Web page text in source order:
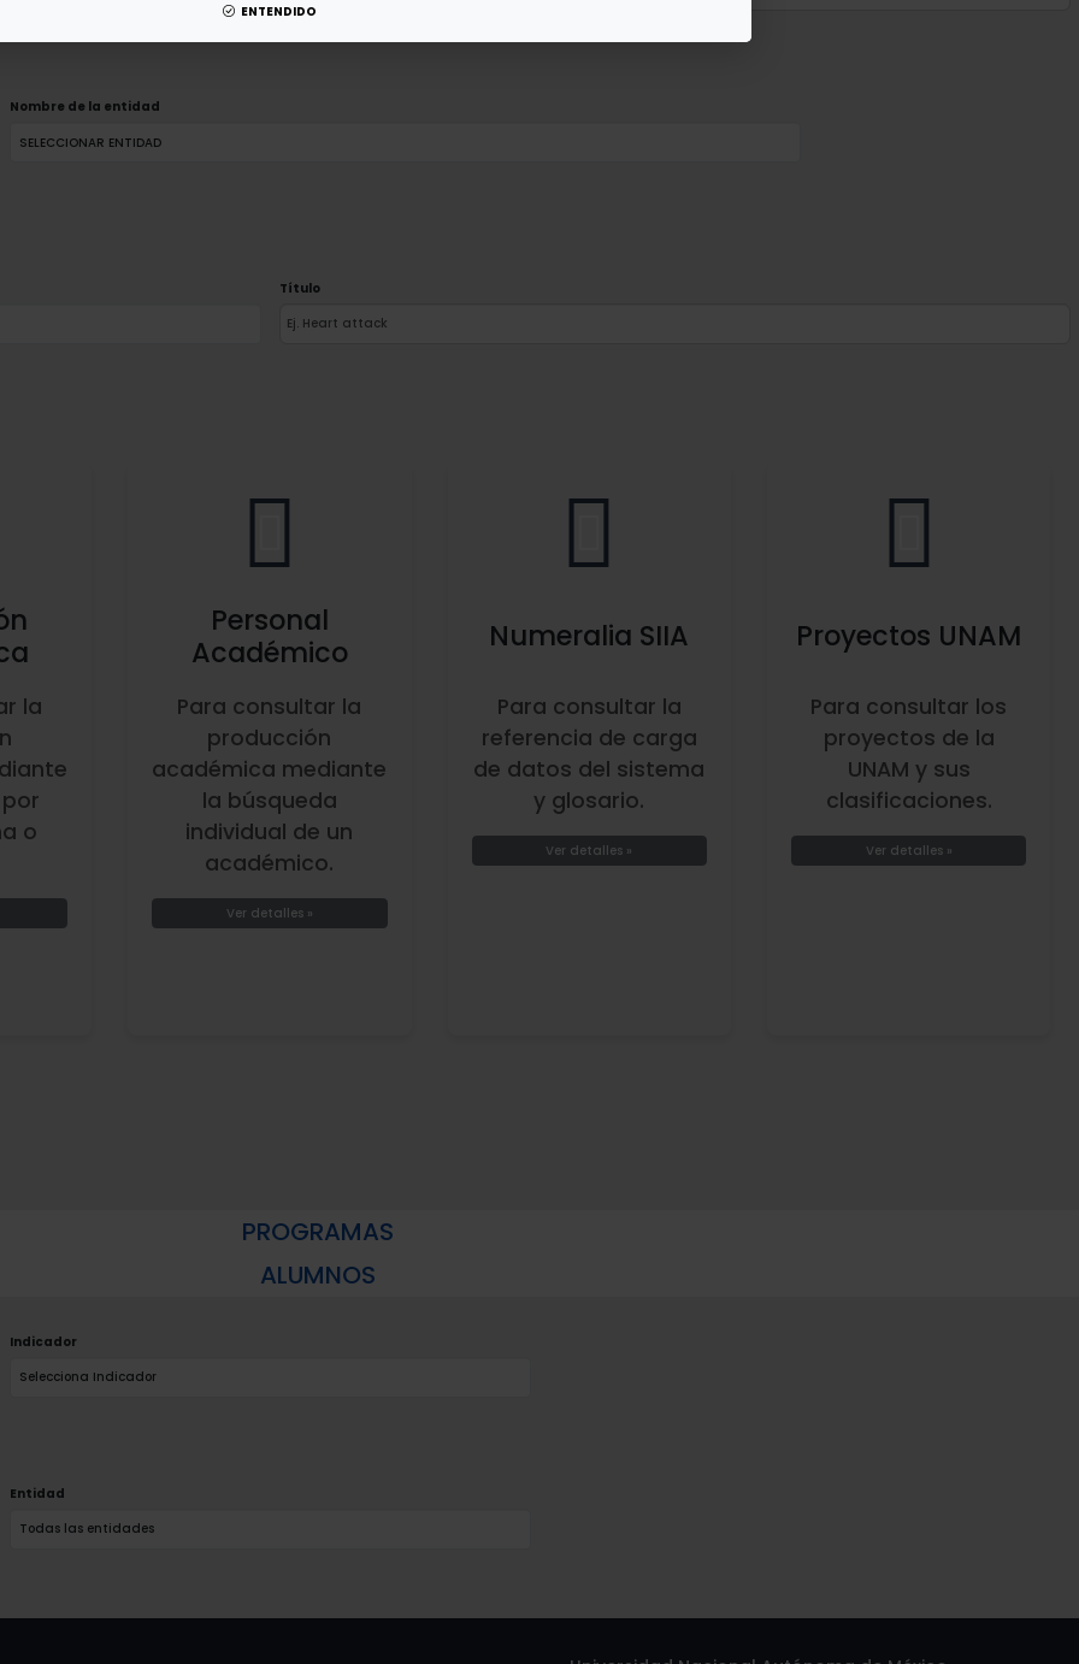
ENTENDIDO
Nombre de la entidad
Título
la
o
Personal
Académico
Para consultar la
producción
académica mediante
la búsqueda
individual de un
académico.
Ver detalles »
Numeralia SIIA
Para consultar la
referencia de carga
de datos del sistema
y glosario.
Ver detalles »
Proyectos UNAM
Para consultar los
proyectos de la
UNAM y sus
clasificaciones.
Ver detalles »
PROGRAMAS
ALUMNOS
Indicador
Entidad